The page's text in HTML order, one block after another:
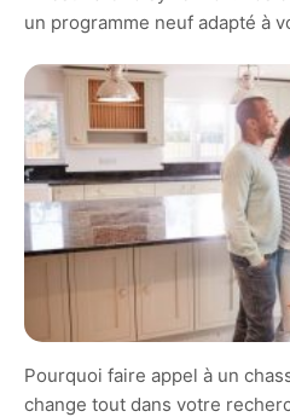
un programme neuf adapté à
Pourquoi faire appel à un
change tout dans votre